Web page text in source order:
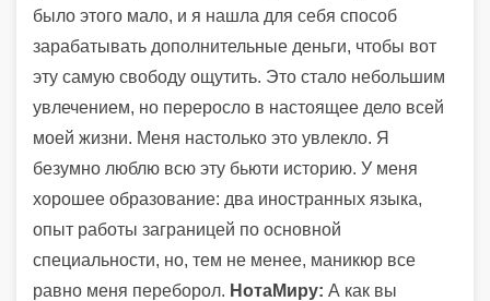
было этого мало, и я нашла для себя способ
зарабатывать дополнительные деньги, чтобы вот
эту самую свободу ощутить. Это стало небольшим
увлечением, но переросло в настоящее дело всей
моей жизни. Меня настолько это увлекло. Я
безумно люблю всю эту бьюти историю. У меня
хорошее образование: два иностранных языка,
опыт работы заграницей по основной
специальности, но, тем не менее, маникюр все
равно меня переборол. НотаМиру: А как вы